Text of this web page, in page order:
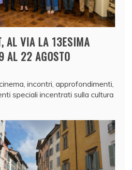
AL VIA LA 13ESIMA
AL 22 AGOSTO
incontri, approfondimenti,
speciali incentrati sulla cultura